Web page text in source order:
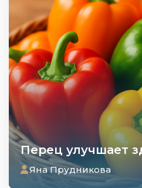
Перец улучшает
Яна Прудникова